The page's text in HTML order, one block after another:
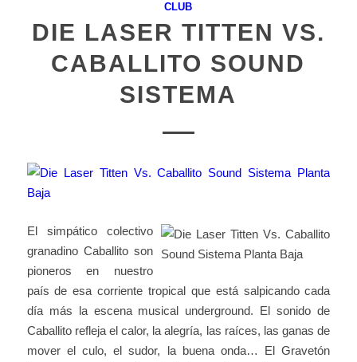
CLUB
DIE LASER TITTEN VS.
CABALLITO SOUND
SISTEMA
El simpático colectivo
granadino Caballito son
pioneros en nuestro
país de esa corriente tropical que está salpicando cada
día más la escena musical underground. El sonido de
Caballito refleja el calor, la alegría, las raíces, las ganas de
mover el culo, el sudor, la buena onda… El Gravetón